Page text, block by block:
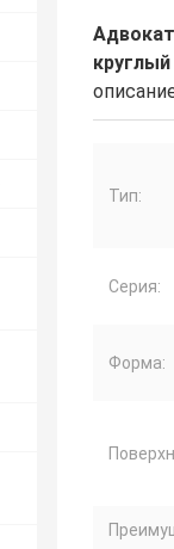
круглый
Тип:
Серия:
Форма: